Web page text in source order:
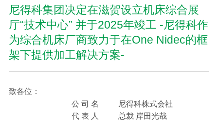
尼得科集团决定在滋贺设立机床综合展
厅“技术中心” 并于2025年竣工 -尼得科作
为综合机床厂商致力于在One Nidec的框
架下提供加工解决方案-
致各位：
公 司 名
尼得科株式会社
代 表 人
总裁 岸田光哉